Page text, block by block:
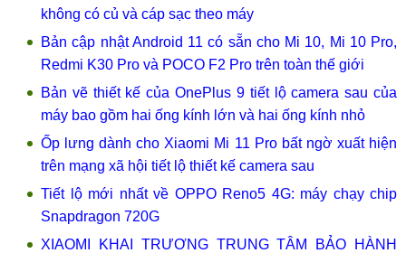
không có củ và cáp sạc theo máy
Bản cập nhật Android 11 có sẵn cho Mi 10, Mi 10 Pro,
Redmi K30 Pro và POCO F2 Pro trên toàn thế giới
Bản vẽ thiết kế của OnePlus 9 tiết lộ camera sau của
máy bao gồm hai ống kính lớn và hai ống kính nhỏ
Ốp lưng dành cho Xiaomi Mi 11 Pro bất ngờ xuất hiện
trên mạng xã hội tiết lộ thiết kế camera sau
Tiết lộ mới nhất về OPPO Reno5 4G: máy chạy chip
Snapdragon 720G
XIAOMI KHAI TRƯƠNG TRUNG TÂM BẢO HÀNH